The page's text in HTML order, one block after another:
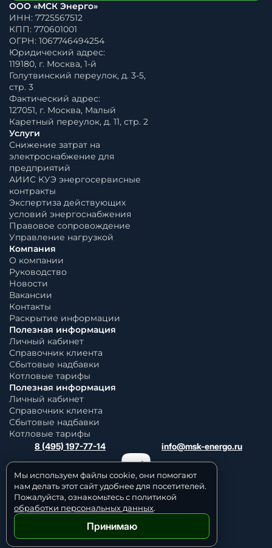
Мы используем файлы cookie, они помогают
нам делать этот сайт удобнее для посетителей.
Пожалуйста, ознакомьтесь с политикой
обработки персональных данных.
Принимаю
ООО «МСК Энерго»
ИНН: 7725567512
КПП: 770601001
ОГРН: 1067746494254
Юридический адрес:
119180, г. Москва, 1-й
Голутвинский переулок, д. 3-5,
стр. 3
Фактический адрес:
127051, г. Москва, Малый
Каретный переулок, д. 11, стр. 2
Услуги
Снижение затрат на
электроснабжение для
предприятий
АИИС КУЭ энергосервисные
контракты
Экспертиза действующих
условий энергоснабжения
Правовое сопровождение
Управление нагрузкой
Компания
О компании
Руководство
Новости
Вакансии
Контакты
Раскрытие информации
Полезная информация
Личный кабинет
Справочник клиента
Сбытовые надбавки
Котловые тарифы
Полезная информация
Личный кабинет
Справочник клиента
Сбытовые надбавки
Котловые тарифы
8 (495) 197-77-14 info@msk-energo.ru
Политика обработки персональных данных
© 2006 — 2026 Все права защищены.